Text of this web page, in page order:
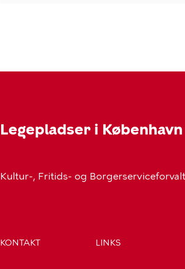
Legepladser i København
Kultur-, Fritids- og
KONTAKT LINKS